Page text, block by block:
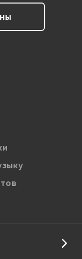
данных в
обработки